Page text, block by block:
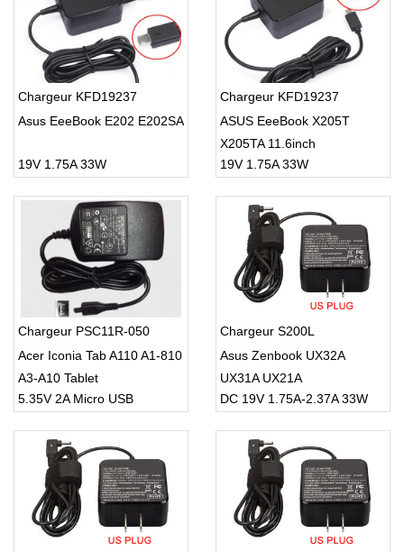
Chargeur KFD19237
Asus EeeBook E202 E202SA
19V 1.75A 33W
Chargeur KFD19237
ASUS EeeBook X205T
X205TA 11.6inch
19V 1.75A 33W
Chargeur PSC11R-050
Acer Iconia Tab A110 A1-810
A3-A10 Tablet
5.35V 2A Micro USB
Chargeur S200L
Asus Zenbook UX32A
UX31A UX21A
DC 19V 1.75A-2.37A 33W